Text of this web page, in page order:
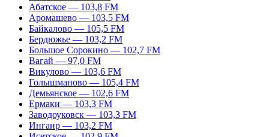
Абатское — 103,8 FM
Аромашево — 103,5 FM
Байкалово — 105,5 FM
Бердюжье — 103,2 FM
Большое Сорокино — 102,7 FM
Вагай — 97,0 FM
Викулово — 103,6 FM
Голышманово — 105,4 FM
Демьянское — 102,6 FM
Ермаки — 103,3 FM
Заводоуковск — 103,3 FM
Ингаир — 103,2 FM